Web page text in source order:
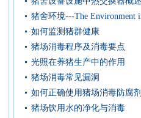
如何监测猪群健康
猪场消毒程序及消毒要点
光照在养猪生产中的作用
猪场消毒常见漏洞
如何正确使用猪场消毒防腐剂
猪场饮用水的净化与消毒